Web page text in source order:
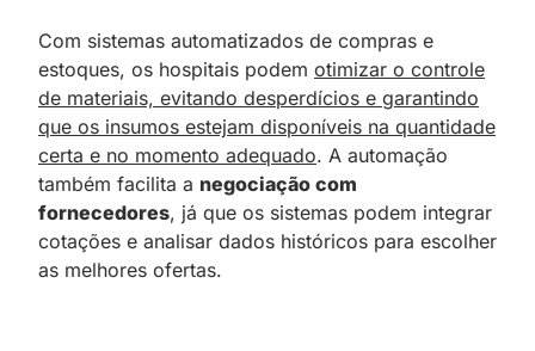
Com sistemas automatizados de compras e
estoques, os hospitais podem otimizar o controle
de materiais, evitando desperdícios e garantindo
que os insumos estejam disponíveis na quantidade
certa e no momento adequado. A automação
também facilita a negociação com
fornecedores, já que os sistemas podem integrar
cotações e analisar dados históricos para escolher
as melhores ofertas.